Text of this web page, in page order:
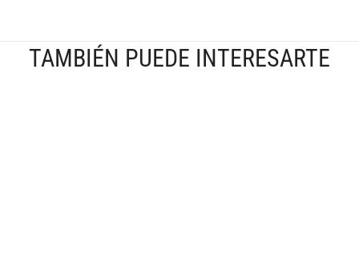
TAMBIÉN PUEDE INTERESARTE